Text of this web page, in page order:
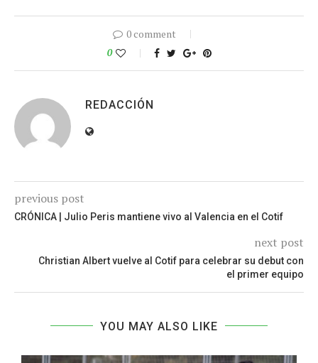
0 comment
0
REDACCIÓN
previous post
CRÓNICA | Julio Peris mantiene vivo al Valencia en el Cotif
next post
Christian Albert vuelve al Cotif para celebrar su debut con
el primer equipo
YOU MAY ALSO LIKE